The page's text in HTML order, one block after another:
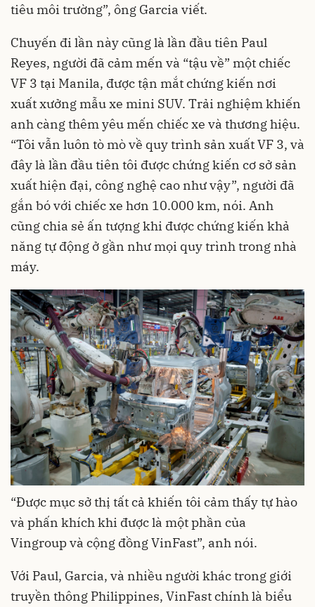
tiêu môi trường”, ông Garcia viết.
Chuyến đi lần này cũng là lần đầu tiên Paul
Reyes, người đã cảm mến và “tậu về” một chiếc
VF 3 tại Manila, được tận mắt chứng kiến nơi
xuất xưởng mẫu xe mini SUV. Trải nghiệm khiến
anh càng thêm yêu mến chiếc xe và thương hiệu.
“Tôi vẫn luôn tò mò về quy trình sản xuất VF 3, và
đây là lần đầu tiên tôi được chứng kiến cơ sở sản
xuất hiện đại, công nghệ cao như vậy”, người đã
gắn bó với chiếc xe hơn 10.000 km, nói. Anh
cũng chia sẻ ấn tượng khi được chứng kiến khả
năng tự động ở gần như mọi quy trình trong nhà
máy.
“Được mục sở thị tất cả khiến tôi cảm thấy tự hào
và phấn khích khi được là một phần của
Vingroup và cộng đồng VinFast”, anh nói.
Với Paul, Garcia, và nhiều người khác trong giới
truyền thông Philippines, VinFast chính là biểu